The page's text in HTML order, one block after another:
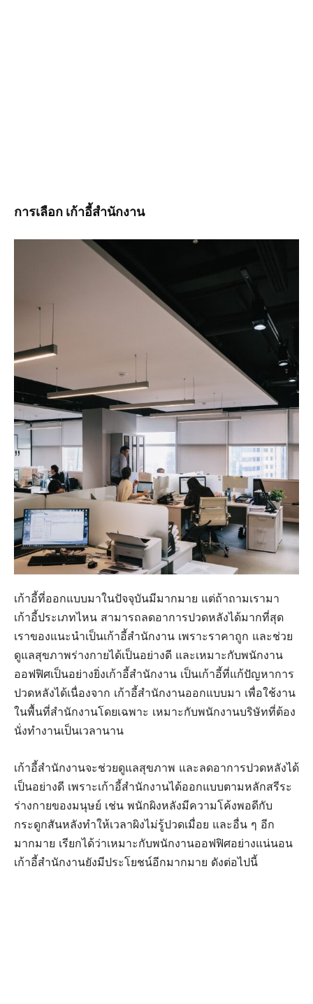
การเลือก เก้าอี้สำนักงาน
เก้าอี้ที่ออกแบบมาในปัจจุบันมีมากมาย แต่ถ้าถามเรามา
เก้าอี้ประเภทไหน สามารถลดอาการปวดหลังได้มากที่สุด
เราของแนะนำเป็นเก้าอี้สำนักงาน เพราะราคาถูก และช่วย
ดูแลสุขภาพร่างกายได้เป็นอย่างดี และเหมาะกับพนักงาน
ออฟฟิศเป็นอย่างยิ่งเก้าอี้สำนักงาน เป็นเก้าอี้ที่แก้ปัญหาการ
ปวดหลังได้เนื่องจาก เก้าอี้สำนักงานออกแบบมา เพื่อใช้งาน
ในพื้นที่สำนักงานโดยเฉพาะ เหมาะกับพนักงานบริษัทที่ต้อง
นั่งทำงานเป็นเวลานาน
เก้าอี้สำนักงานจะช่วยดูแลสุขภาพ และลดอาการปวดหลังได้
เป็นอย่างดี เพราะเก้าอี้สำนักงานได้ออกแบบตามหลักสรีระ
ร่างกายของมนุษย์ เช่น พนักผิงหลังมีความโค้งพอดีกับ
กระดูกสันหลังทำให้เวลาผิงไม่รู้ปวดเมื่อย และอื่น ๆ อีก
มากมาย เรียกได้ว่าเหมาะกับพนักงานออฟฟิศอย่างแน่นอน
เก้าอี้สํานักงานยังมีประโยชน์อีกมากมาย ดังต่อไปนี้